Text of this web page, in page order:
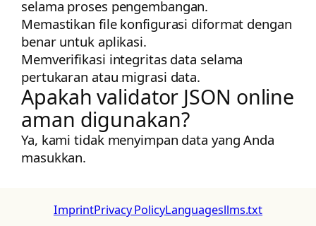
selama proses pengembangan.
Memastikan file konfigurasi diformat dengan
benar untuk aplikasi.
Memverifikasi integritas data selama
pertukaran atau migrasi data.
Apakah validator JSON online
aman digunakan?
Ya, kami tidak menyimpan data yang Anda
masukkan.
ImprintPrivacy PolicyLanguagesllms.txt